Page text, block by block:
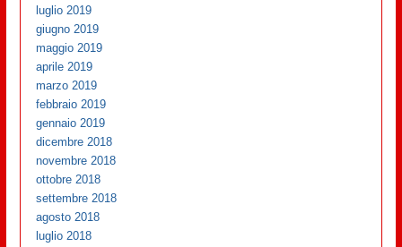
luglio 2019
giugno 2019
maggio 2019
aprile 2019
marzo 2019
febbraio 2019
gennaio 2019
dicembre 2018
novembre 2018
ottobre 2018
settembre 2018
agosto 2018
luglio 2018